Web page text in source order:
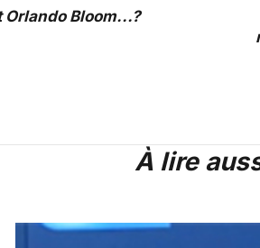
Orlando Bloom...?
À lire